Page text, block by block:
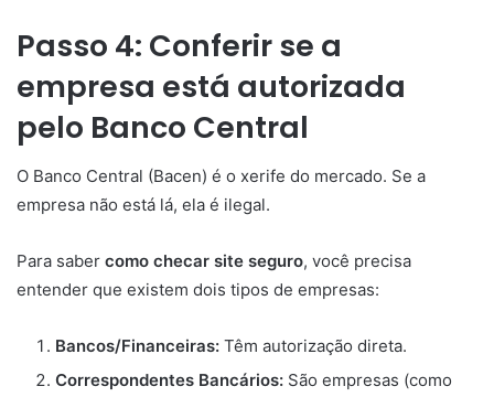
Passo 4: Conferir se a
empresa está autorizada
pelo Banco Central
O Banco Central (Bacen) é o xerife do mercado. Se a
empresa não está lá, ela é ilegal.
Para saber como checar site seguro, você precisa
entender que existem dois tipos de empresas:
Bancos/Financeiras: Têm autorização direta.
Correspondentes Bancários: São empresas (como